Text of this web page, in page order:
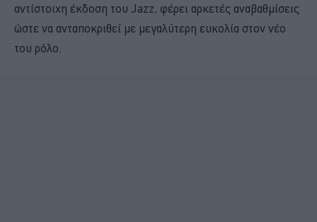
αντίστοιχη έκδοση του Jazz, φέρει αρκετές αναβαθμίσεις
ώστε να ανταποκριθεί με μεγαλύτερη ευκολία στον νέο
του ρόλο.